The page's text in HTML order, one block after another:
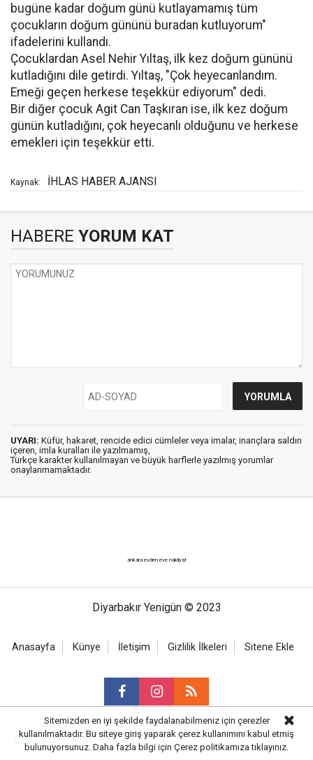
bugüne kadar doğum günü kutlayamamış tüm
çocukların doğum gününü buradan kutluyorum"
ifadelerini kullandı.
Çocuklardan Asel Nehir Yıltaş, ilk kez doğum gününü
kutladığını dile getirdi. Yıltaş, "Çok heyecanlandım.
Emeği geçen herkese teşekkür ediyorum" dedi.
Bir diğer çocuk Agit Can Taşkıran ise, ilk kez doğum
günün kutladığını, çok heyecanlı olduğunu ve herkese
emekleri için teşekkür etti.
Kaynak: İHLAS HABER AJANSI
HABERE YORUM KAT
UYARI: Küfür, hakaret, rencide edici cümleler veya imalar, inançlara saldırı
içeren, imla kuralları ile yazılmamış,
Türkçe karakter kullanılmayan ve büyük harflerle yazılmış yorumlar
onaylanmamaktadır.
ankara evden eve nakliyat
Diyarbakır Yenigün © 2023
Anasayfa Künye İletişim Gizlilik İlkeleri Sitene Ekle
Haber Portalı Yazılımı
Sitemizden en iyi şekilde faydalanabilmeniz için çerezler
kullanılmaktadır. Bu siteye giriş yaparak çerez kullanımını kabul etmiş
bulunuyorsunuz. Daha fazla bilgi için Çerez politikamıza tıklayınız.